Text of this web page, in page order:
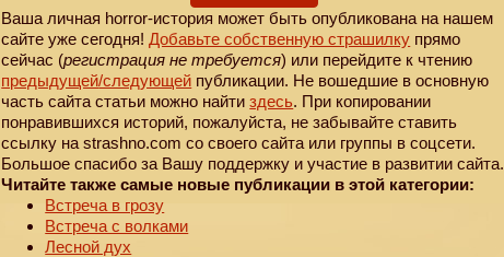
Ваша личная horror-история может быть опубликована на нашем
сайте уже сегодня!Добавьте собственную страшилку прямо
сейчас (регистрация не требуется) или перейдите к чтению
предыдущей/следующей публикации. Не вошедшие в основную
часть сайта статьи можно найтиздесь. При копировании
понравившихся историй, пожалуйста, не забывайте ставить
ссылку на strashno.com со своего сайта или группы в соцсети.
Большое спасибо за Вашу поддержку и участие в развитии сайта.
Читайте также самые новые публикации в этой категории:
Встреча в грозу
Встреча с волками
Лесной дух